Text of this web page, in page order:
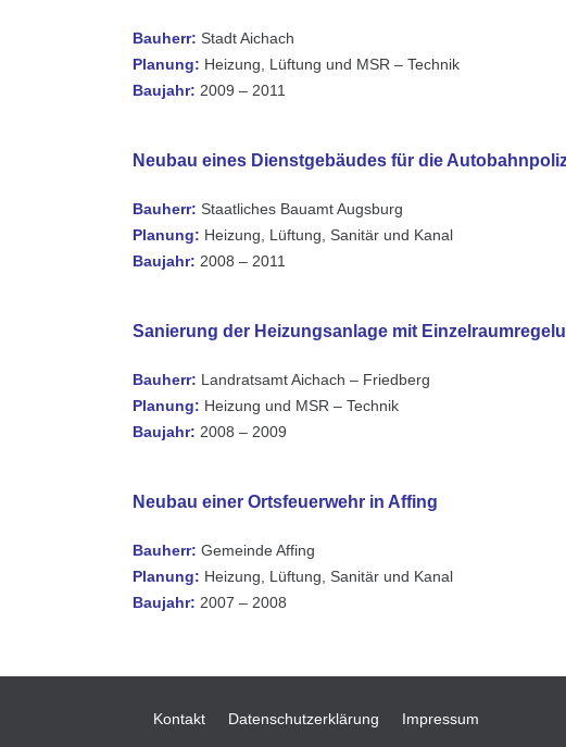
Bauherr: Stadt Aichach
Planung: Heizung, Lüftung und MSR – Technik
Baujahr: 2009 – 2011
Neubau eines Dienstgebäudes für die
Bauherr: Staatliches Bauamt Augsburg
Planung: Heizung, Lüftung, Sanitär und Kanal
Baujahr: 2008 – 2011
Sanierung der Heizungsanlage mit
Bauherr: Landratsamt Aichach – Friedberg
Planung: Heizung und MSR – Technik
Baujahr: 2008 – 2009
Neubau einer Ortsfeuerwehr in Affing
Bauherr: Gemeinde Affing
Planung: Heizung, Lüftung, Sanitär und Kanal
Baujahr: 2007 – 2008
Kontakt Datenschutzerklärung Impressum